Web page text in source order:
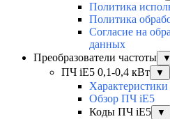
Политика
Политика
Согласие на
данных
Преобразователи частоты
▼
ПЧ iE5 0,1-0,4 кВт ▼
Обзор ПЧ iE5
Коды ПЧ iE5
▼